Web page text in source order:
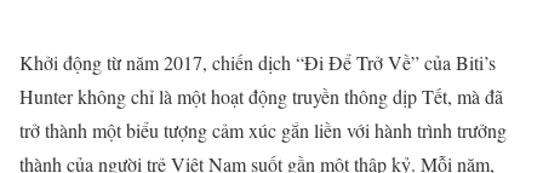
Khởi động từ năm 2017, chiến dịch “Đi Để Trở Về” của Biti’s
Hunter không chỉ là một hoạt động truyền thông dịp Tết, mà đã
trở thành một biểu tượng cảm xúc gắn liền với hành trình trưởng
thành của người trẻ Việt Nam suốt gần một thập kỷ. Mỗi năm,